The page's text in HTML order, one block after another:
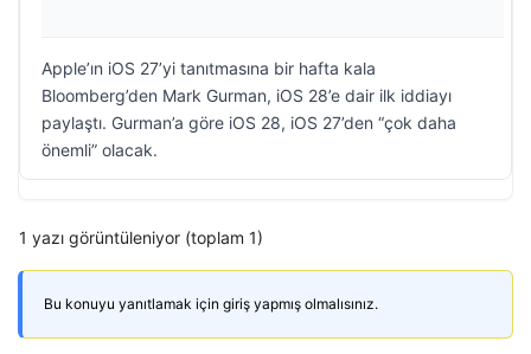
Apple’ın iOS 27’yi tanıtmasına bir hafta kala
Bloomberg’den Mark Gurman, iOS 28’e dair ilk iddiayı
paylaştı. Gurman’a göre iOS 28, iOS 27’den “çok daha
önemli” olacak.
1 yazı görüntüleniyor (toplam 1)
Bu konuyu yanıtlamak için giriş yapmış olmalısınız.